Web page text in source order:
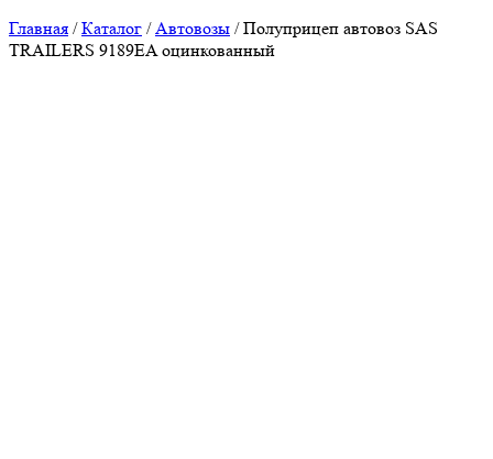
Главная /Каталог /Автовозы /Полуприцеп автовоз SAS
TRAILERS 9189EA оцинкованный